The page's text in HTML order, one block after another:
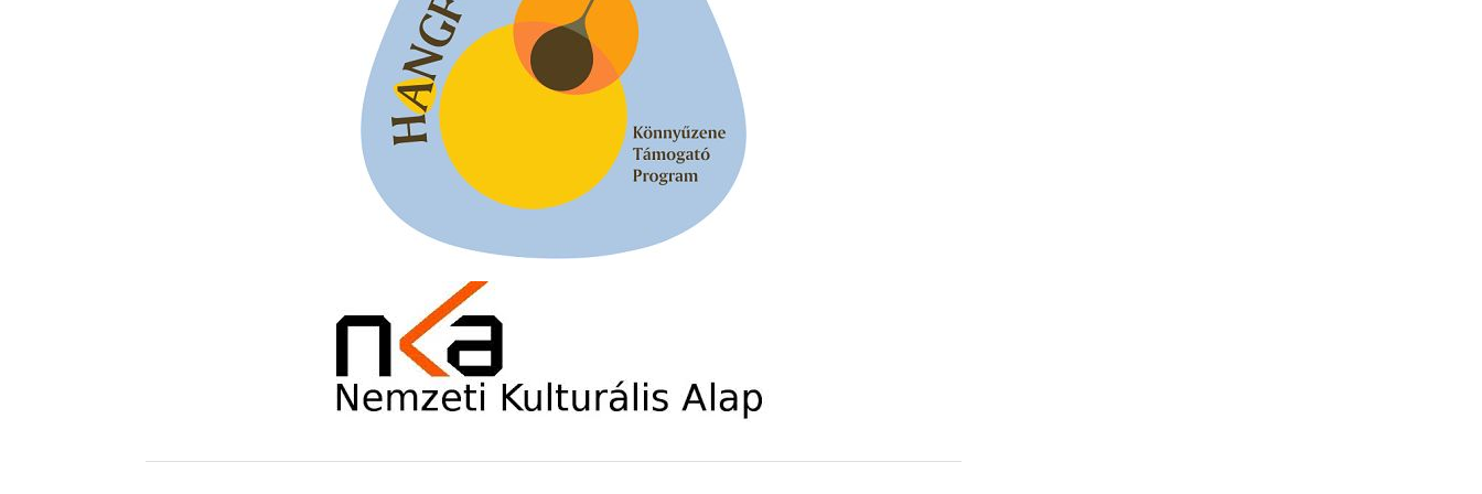
Ma 40 éves Gyarmati Gábor és 54 éves Florian Ross
Vér, tornádó és jazz – megjelent a Daveform Quintet és
Kurt Rosenwinkel közös lemezének új előfutára, a
Magyar jazzmuzsikus szülők és zenész gyermekeik – 42.
rész: Vörös László + Vörösné Strausz Eszter + Vörös
The Next Generation — 11. rész: Horváth Szabolcs
2026. július 16.